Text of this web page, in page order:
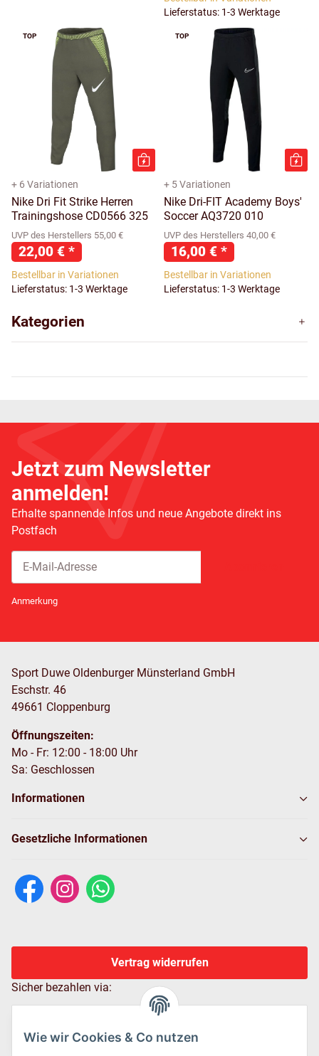
Wie wir Cookies & Co nutzen
Lieferstatus: 1-3 Werktage
TOP
+ 6 Variationen
Nike Dri Fit Strike Herren
Trainingshose CD0566 325
UVP des Herstellers 55,00 €
22,00 € *
Bestellbar in Variationen
Lieferstatus: 1-3 Werktage
TOP
+ 5 Variationen
Nike Dri-FIT Academy Boys'
Soccer AQ3720 010
UVP des Herstellers 40,00 €
16,00 € *
Bestellbar in Variationen
Lieferstatus: 1-3 Werktage
Kategorien
Jetzt zum Newsletter
anmelden!
Erhalte spannende Infos und neue Angebote direkt ins
Postfach
Anmerkung
Sport Duwe Oldenburger Münsterland GmbH
Eschstr. 46
49661 Cloppenburg
Öffnungszeiten:
Mo - Fr: 12:00 - 18:00 Uhr
Sa: Geschlossen
Informationen
Gesetzliche Informationen
Vertrag widerrufen
Sicher bezahlen via: